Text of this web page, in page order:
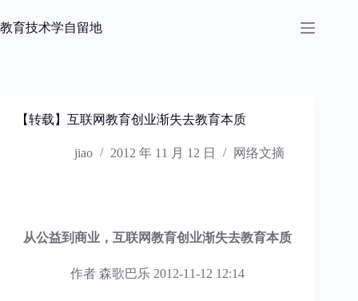
过
教育技术学自留地
【转载】互联网教育创业渐失去教育本质
jiao 2012 年 11 月 12 日 网络文摘
从公益到商业，互联网教育创业渐失去教育本质
作者 森歌巴乐 2012-11-12 12:14